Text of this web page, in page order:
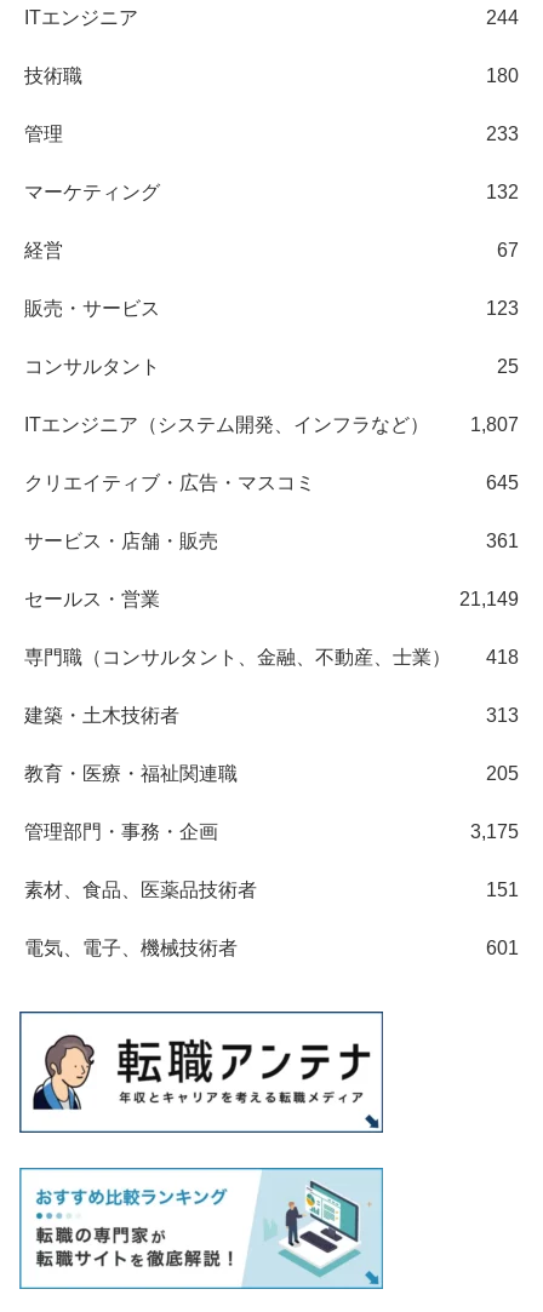
ITエンジニア 244
技術職 180
管理 233
マーケティング 132
経営 67
販売・サービス 123
コンサルタント 25
ITエンジニア（システム開発、インフラなど） 1,807
クリエイティブ・広告・マスコミ 645
サービス・店舗・販売 361
セールス・営業 21,149
専門職（コンサルタント、金融、不動産、士業） 418
建築・土木技術者 313
教育・医療・福祉関連職 205
管理部門・事務・企画 3,175
素材、食品、医薬品技術者 151
電気、電子、機械技術者 601